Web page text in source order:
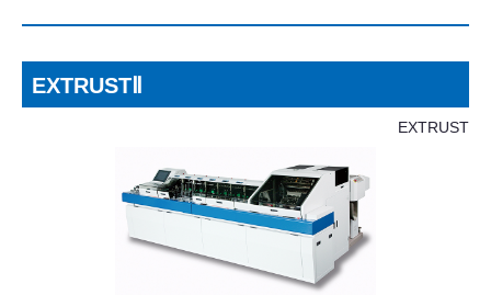
EXTRUSTⅡ
EXTRUST